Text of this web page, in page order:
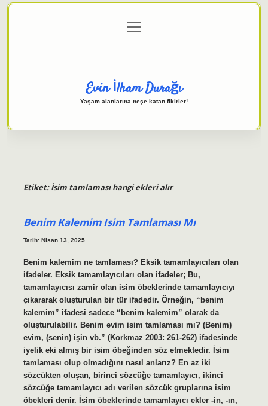
Gizlilik Politikası
menüyü
aç
Evin İlham Durağı
Yaşam alanlarına neşe katan fikirler!
Etiket:İsim tamlaması hangi ekleri alır
Benim Kalemim Isim Tamlaması Mı
Tarih: Nisan 13, 2025
Benim kalemim ne tamlaması? Eksik tamamlayıcıları olan
ifadeler. Eksik tamamlayıcıları olan ifadeler; Bu,
tamamlayıcısı zamir olan isim öbeklerinde tamamlayıcıyı
çıkararak oluşturulan bir tür ifadedir. Örneğin, “benim
kalemim” ifadesi sadece “benim kalemim” olarak da
oluşturulabilir. Benim evim isim tamlaması mı? (Benim)
evim, (senin) işin vb.” (Korkmaz 2003: 261-262) ifadesinde
iyelik eki almış bir isim öbeğinden söz etmektedir. İsim
tamlaması olup olmadığını nasıl anlarız? En az iki
sözcükten oluşan, birinci sözcüğe tamamlayıcı, ikinci
sözcüğe tamamlayıcı adı verilen sözcük gruplarına isim
öbekleri denir. İsim öbeklerinde tamamlayıcı ekler -in, -ın,